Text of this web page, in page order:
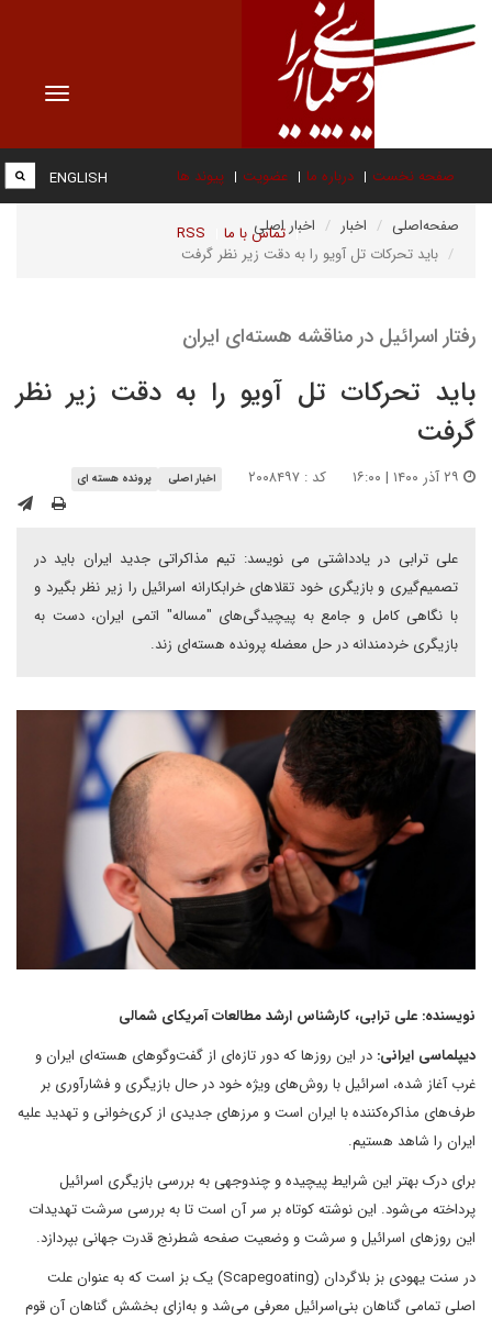
Toggle
صفحه نخست درباره ما عضویت پیوند ها
تماس با ما RSS
ENGLISH
صفحه‌اصلی اخبار
اخبار اصلی
باید تحرکات تل آویو را به دقت زیر نظر گرفت
رفتار اسرائیل در مناقشه هسته‌ای ایران
باید تحرکات تل آویو را به دقت زیر نظر
گرفت
کد : ۲۰۰۸۴۹۷ اخبار اصلی پرونده هسته ای
علی ترابی در یادداشتی می نویسد: تیم مذاکراتی جدید ایران باید در
تصمیم‌گیری و بازیگری خود تقلاهای خرابکارانه اسرائیل را زیر نظر بگیرد و
با نگاهی کامل و جامع به پیچیدگی‌های "مساله" اتمی ایران، دست به
بازیگری خردمندانه در حل معضله پرونده هسته‌ای زند.
نویسنده: علی ترابی، کارشناس ارشد مطالعات آمریکای شمالی
دیپلماسی ایرانی: در این روزها که دور تازه‌ای از گفت‌وگوهای هسته‌ای ایران و
غرب آغاز شده، اسرائیل با روش‌های ویژه خود در حال بازیگری و فشارآوری بر
طرف‌های مذاکره‌کننده با ایران است و مرزهای جدیدی از کری‌خوانی و تهدید علیه
ایران را شاهد هستیم‌.
برای درک بهتر این شرایط پیچیده و چندوجهی به بررسی بازیگری اسرائیل
پرداخته می‌شود. این نوشته کوتاه بر سر آن است تا به بررسی سرشت تهدیدات
این روزهای اسرائیل و سرشت و وضعیت صفحه شطرنج قدرت جهانی بپردازد.
در سنت یهودی بز بلاگردان (Scapegoating) یک بز است که به عنوان علت
اصلی تمامی گناهان بنی‌اسرائیل معرفی می‌شد و به‌ازای بخشش گناهان آن قوم